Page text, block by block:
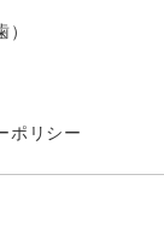
ポリシー